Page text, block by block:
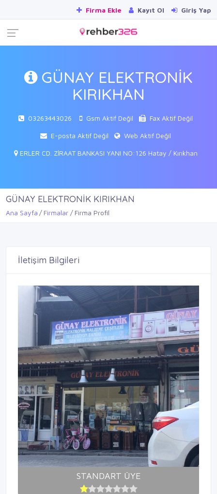
Firma Ekle Kayıt Ol Giriş Yap
GÜNAY ELEKTRONİK
KIRIKHAN
03263443026 Gsm Aktif Değil Fax Aktif Değil
E-posta Aktif Değil Web Aktif Değil
ERLER CD. ZİRAAT BANKASI YANI NO:126 Hatay / Kırıkhan
GÜNAY ELEKTRONİK KIRIKHAN
Ana Sayfa Firmalar Firma Profil
İletişim Bilgileri
STANDART ÜYE